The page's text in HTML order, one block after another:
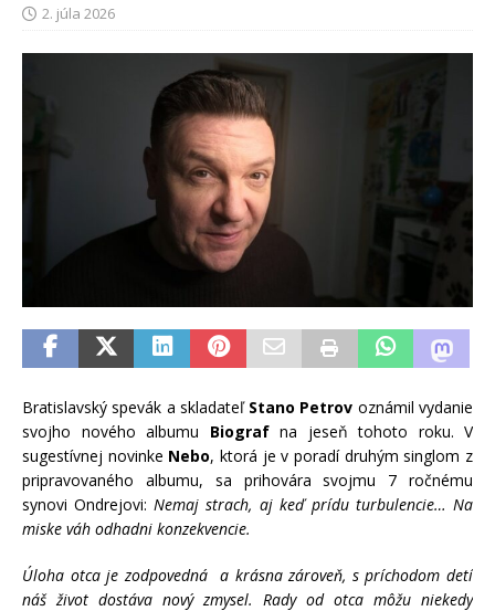
2. júla 2026
Bratislavský spevák a skladateľ Stano Petrov oznámil vydanie
svojho nového albumu Biografna jeseň tohoto roku. V
sugestívnej novinke Nebo, ktorá je v poradí druhým singlom z
pripravovaného albumu, sa prihovára svojmu 7 ročnému
synovi Ondrejovi:Nemaj strach, aj keď prídu turbulencie… Na
miske váh odhadni konzekvencie.
Úloha otca je zodpovedná a krásna zároveň, s príchodom detí
náš život dostáva nový zmysel. Rady od otca môžu niekedy